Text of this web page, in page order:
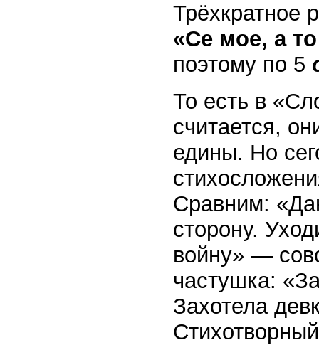
Трёхкратное
«Се мое, а
поэтому по 5
То есть в
считается,
едины. Но
Сравним:
сторону.
войну» —
частушка:
Захотела